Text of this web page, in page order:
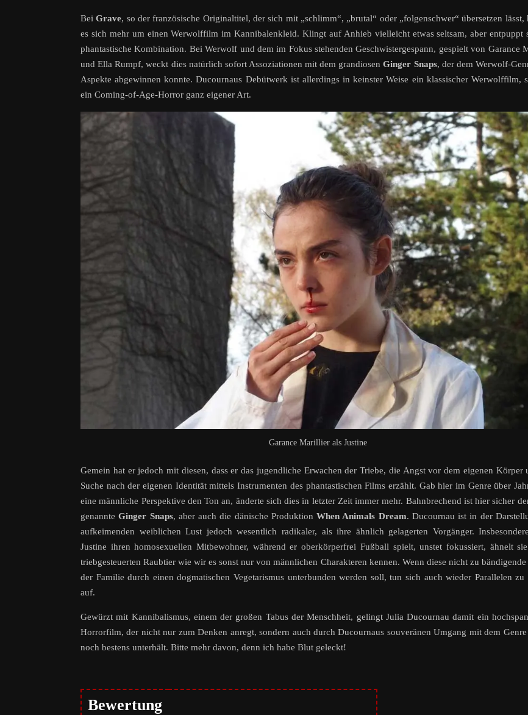
BeiGrave, so der französische Originaltitel, der sich mit „schlimm“, „brutal“ oder „folgenschwer“ übersetzen lässt,
es sich mehr um einen Werwolffilm im Kannibalenkleid. Klingt auf Anhieb vielleicht etwas seltsam, aber entpuppt
phantastische Kombination. Bei Werwolf und dem im Fokus stehenden Geschwistergespann, gespielt von Garance
und Ella Rumpf, weckt dies natürlich sofort Assoziationen mit dem grandiosenGinger Snaps, der dem Werwolf-
Aspekte abgewinnen konnte. Ducournaus Debütwerk ist allerdings in keinster Weise ein klassischer Werwolffilm,
ein Coming-of-Age-Horror ganz eigener Art.
Garance Marillier als Justine
Gemein hat er jedoch mit diesen, dass er das jugendliche Erwachen der Triebe, die Angst vor dem eigenen Körper
Suche nach der eigenen Identität mittels Instrumenten des phantastischen Films erzählt. Gab hier im Genre über
eine männliche Perspektive den Ton an, änderte sich dies in letzter Zeit immer mehr. Bahnbrechend ist hier sicher
genannteGinger Snaps, aber auch die dänische Produktion When Animals Dream. Ducournau ist in der
aufkeimenden weiblichen Lust jedoch wesentlich radikaler, als ihre ähnlich gelagerten Vorgänger.
Justine ihren homosexuellen Mitbewohner, während er oberkörperfrei Fußball spielt, unstet fokussiert, ähnelt
triebgesteuerten Raubtier wie wir es sonst nur von männlichen Charakteren kennen. Wenn diese nicht zu
der Familie durch einen dogmatischen Vegetarismus unterbunden werden soll, tun sich auch wieder Parallelen zu
auf.
Gewürzt mit Kannibalismus, einem der großen Tabus der Menschheit, gelingt Julia Ducournau damit ein
Horrorfilm, der nicht nur zum Denken anregt, sondern auch durch Ducournaus souveränen Umgang mit dem Genre
noch bestens unterhält. Bitte mehr davon, denn ich habe Blut geleckt!
Bewertung